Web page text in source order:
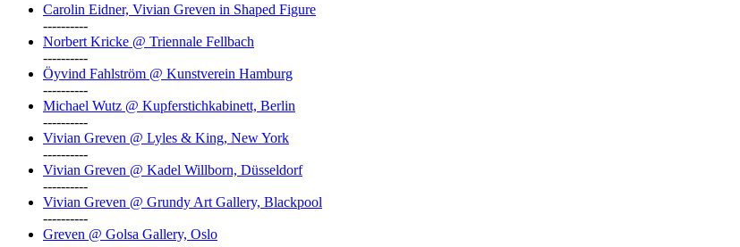
Carolin Eidner, Vivian Greven in Shaped Figure
----------
Norbert Kricke @ Triennale Fellbach
----------
Öyvind Fahlström @ Kunstverein Hamburg
----------
Michael Wutz @ Kupferstichkabinett, Berlin
----------
Vivian Greven @ Lyles & King, New York
----------
Vivian Greven @ Kadel Willborn, Düsseldorf
----------
Vivian Greven @ Grundy Art Gallery, Blackpool
----------
Greven @ Golsa Gallery, Oslo